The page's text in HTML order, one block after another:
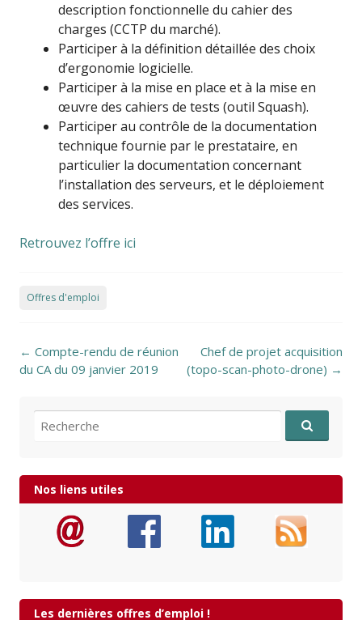
description fonctionnelle du cahier des
charges (CCTP du marché).
Participer à la définition détaillée des choix
d’ergonomie logicielle.
Participer à la mise en place et à la mise en
œuvre des cahiers de tests (outil Squash).
Participer au contrôle de la documentation
technique fournie par le prestataire, en
particulier la documentation concernant
l’installation des serveurs, et le déploiement
des services.
Retrouvez l’offre ici
Offres d'emploi
Post navigation
← Compte-rendu de réunion
du CA du 09 janvier 2019
Chef de projet acquisition
(topo-scan-photo-drone) →
Recherche pour:
Nos liens utiles
Les dernières offres d’emploi !